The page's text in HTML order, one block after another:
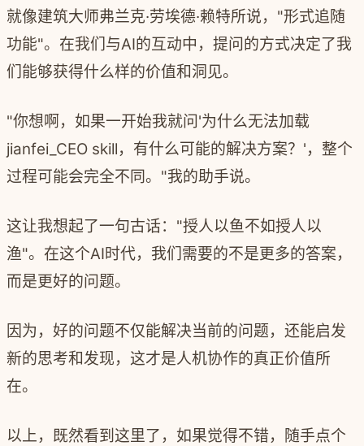
就像建筑大师弗兰克·劳埃德·赖特所说，"形式追随
功能"。在我们与AI的互动中，提问的方式决定了我
们能够获得什么样的价值和洞见。
"你想啊，如果一开始我就问'为什么无法加载
jianfei_CEO skill，有什么可能的解决方案？'，整个
过程可能会完全不同。"我的助手说。
这让我想起了一句古话："授人以鱼不如授人以
渔"。在这个AI时代，我们需要的不是更多的答案，
而是更好的问题。
因为，好的问题不仅能解决当前的问题，还能启发
新的思考和发现，这才是人机协作的真正价值所
在。
以上，既然看到这里了，如果觉得不错，随手点个